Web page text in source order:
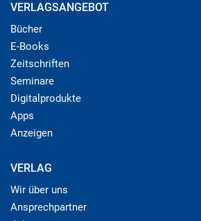
VERLAGSANGEBOT
Bücher
E-Books
Zeitschriften
Seminare
Digitalprodukte
Apps
Anzeigen
VERLAG
Wir über uns
Ansprechpartner